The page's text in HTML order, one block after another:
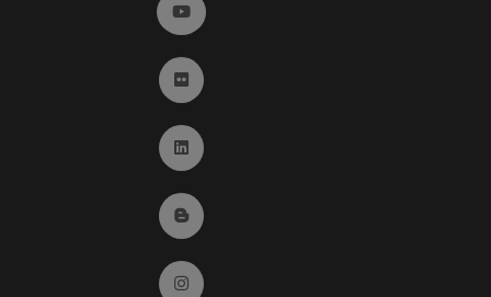
Ir a YouTube (abre en ventana nueva)
Ir a Flickr (abre en ventana nueva)
Ir a Linkedin (abre en ventana nueva)
Ir al Blog (abre en ventana nueva)
Ir a Instagram (abre en ventana nueva)